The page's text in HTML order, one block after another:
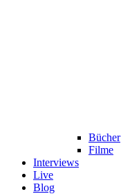
Bücher
Filme
Interviews
Live
Blog